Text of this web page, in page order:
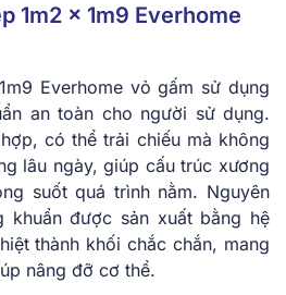
1m2 x 1m9 Everhome
Everhome vỏ gấm sử dụng
an toàn cho người sử dụng.
có thể trải chiếu mà không
lâu ngày, giúp cấu trúc xương
suốt quá trình nằm. Nguyên
khuẩn được sản xuất bằng hệ
thành khối chắc chắn, mang
nâng đỡ cơ thể.